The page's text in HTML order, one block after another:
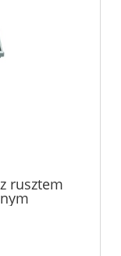
rusztem